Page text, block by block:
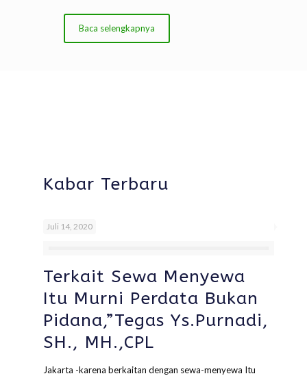
Baca selengkapnya
Kabar Terbaru
Juli 14, 2020
Terkait Sewa Menyewa
Itu Murni Perdata Bukan
Pidana,”Tegas Ys.Purnadi,
SH., MH.,CPL
Jakarta -karena berkaitan dengan sewa-menyewa Itu